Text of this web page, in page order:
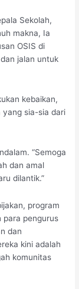
Sekolah,
makna, Ia
OSIS di
jalan untuk
kebaikan,
yang sia-sia dari
“Semoga
dan amal
dilantik.”
program
para pengurus
dan
kini adalah
komunitas